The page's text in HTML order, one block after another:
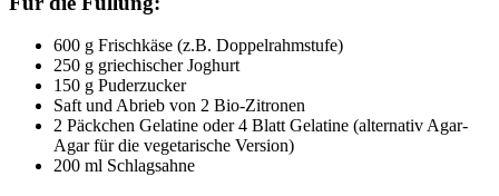
600 g Frischkäse (z.B. Doppelrahmstufe)
250 g griechischer Joghurt
150 g Puderzucker
Saft und Abrieb von 2 Bio-Zitronen
2 Päckchen Gelatine oder 4 Blatt Gelatine (alternativ Agar-
Agar für die vegetarische Version)
200 ml Schlagsahne